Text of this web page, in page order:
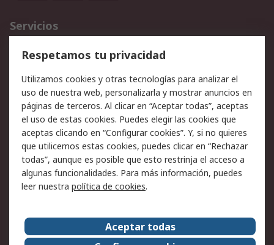
Servicios
Cómo realizar pedidos
Devoluciones
Facturación y pago
Ofertas
Soporte técnico
Legal
Aviso legal
Política de privacidad -
Actualizada
Política sobre cookies
Seguridad de emails
Certificaciones de
Condiciones de venta
Acerca de RS
Respetamos tu privacidad
Utilizamos cookies y otras tecnologías para analizar el
uso de nuestra web, personalizarla y mostrar anuncios en
páginas de terceros. Al clicar en “Aceptar todas”, aceptas
el uso de estas cookies. Puedes elegir las cookies que
aceptas clicando en “Configurar cookies”. Y, si no quieres
que utilicemos estas cookies, puedes clicar en “Rechazar
todas”, aunque es posible que esto restrinja el acceso a
algunas funcionalidades. Para más información, puedes
leer nuestra política de cookies.
Aceptar todas